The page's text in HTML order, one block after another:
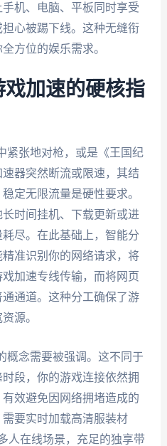
机、电脑、平板同时享受
心被踢下线。这种无缝衔
方位的娱乐需求。
加速的硬核指
紧张地对枪，或是《王国纪
器突然断流或限速，其结
定无限流量是硬性要求。
时间挂机、下载更新或进
尽。在此基础上，智能分
准识别你的网络请求，将
加速专线传输，而将网页
通道。这种分工确保了游
源。
概念需要被强调。这不同于
段，你的游戏连接依然拥
效避免因网络拥堵造成的
要实时加载高清服装材
人在线场景，充足的独享带